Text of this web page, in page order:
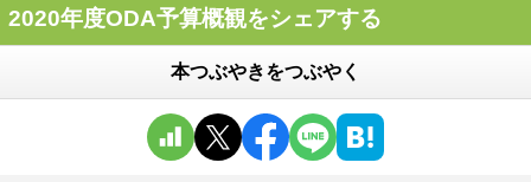
2020年度ODA予算概観をシェアする
本つぶやきをつぶやく